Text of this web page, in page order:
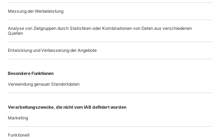
9,99 €
Lieferzeit sofort